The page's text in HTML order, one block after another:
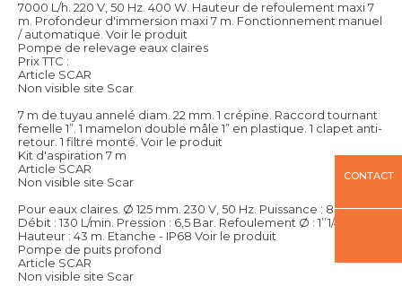
7000 L/h. 220 V, 50 Hz. 400 W. Hauteur de refoulement maxi 7
m. Profondeur d'immersion maxi 7 m. Fonctionnement manuel
/ automatique. Voir le produit
Pompe de relevage eaux claires
Prix TTC :
Article SCAR
Non visible site Scar
7 m de tuyau annelé diam. 22 mm. 1 crépine. Raccord tournant
femelle 1”. 1 mamelon double mâle 1” en plastique. 1 clapet anti-
retour. 1 filtre monté. Voir le produit
Kit d'aspiration 7 m
Article SCAR
Non visible site Scar
Pour eaux claires. Ø 125 mm. 230 V, 50 Hz. Puissance : 800 W.
Débit : 130 L/min. Pression : 6,5 Bar. Refoulement Ø : 1’’1/4.
Hauteur : 43 m. Etanche - IP68 Voir le produit
Pompe de puits profond
Article SCAR
Non visible site Scar
CONTACT